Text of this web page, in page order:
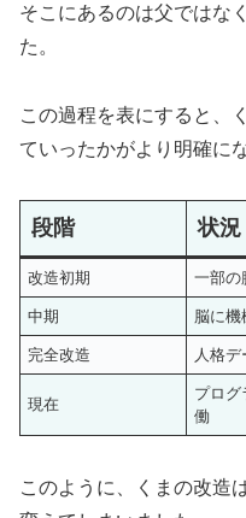
そこにあるのは父ではな
た。
この過程を表にすると、
ていったかがより明確に
段階 状況
改造初期 一部の
中期 脳に機
完全改造 人格
現在
プログ
働
このように、くまの改造